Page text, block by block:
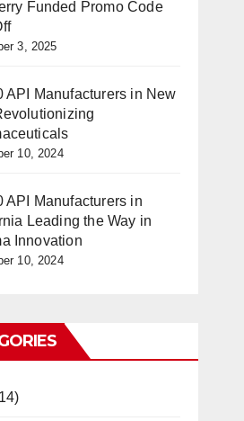
Funded Promo Code
3, 2025
API Manufacturers in New
10, 2024
API Manufacturers in
Leading the Way in
Innovation
10, 2024